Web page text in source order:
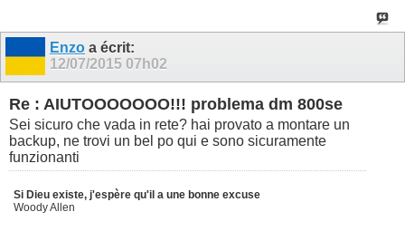
Enzo a écrit:
12/07/2015 07h02
Re : AIUTOOOOOOO!!! problema dm 800se
Sei sicuro che vada in rete? hai provato a montare un
backup, ne trovi un bel po qui e sono sicuramente
funzionanti
Si Dieu existe, j'espère qu'il a une bonne excuse
Woody Allen